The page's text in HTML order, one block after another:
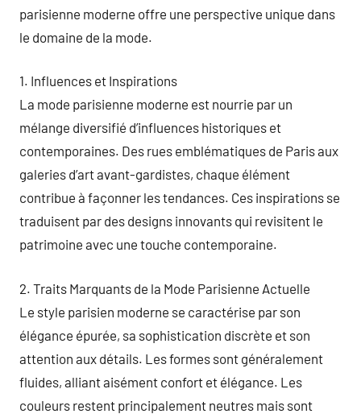
parisienne moderne offre une perspective unique dans
le domaine de la mode.
1. Influences et Inspirations
La mode parisienne moderne est nourrie par un
mélange diversifié d’influences historiques et
contemporaines. Des rues emblématiques de Paris aux
galeries d’art avant-gardistes, chaque élément
contribue à façonner les tendances. Ces inspirations se
traduisent par des designs innovants qui revisitent le
patrimoine avec une touche contemporaine.
2. Traits Marquants de la Mode Parisienne Actuelle
Le style parisien moderne se caractérise par son
élégance épurée, sa sophistication discrète et son
attention aux détails. Les formes sont généralement
fluides, alliant aisément confort et élégance. Les
couleurs restent principalement neutres mais sont